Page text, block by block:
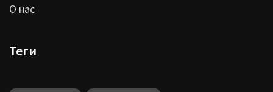
О нас
Теги